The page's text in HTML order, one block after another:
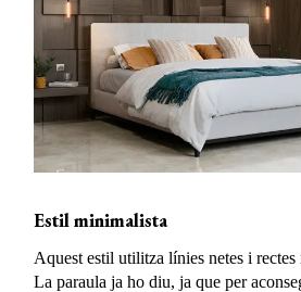
Estil minimalista
Aquest estil utilitza línies netes i
La paraula ja ho diu, ja que per